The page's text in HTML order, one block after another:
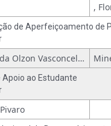
de Aperfeiçoamento de
Fernando Almeida Olzon Vasconcelos
Apoio ao Estudante